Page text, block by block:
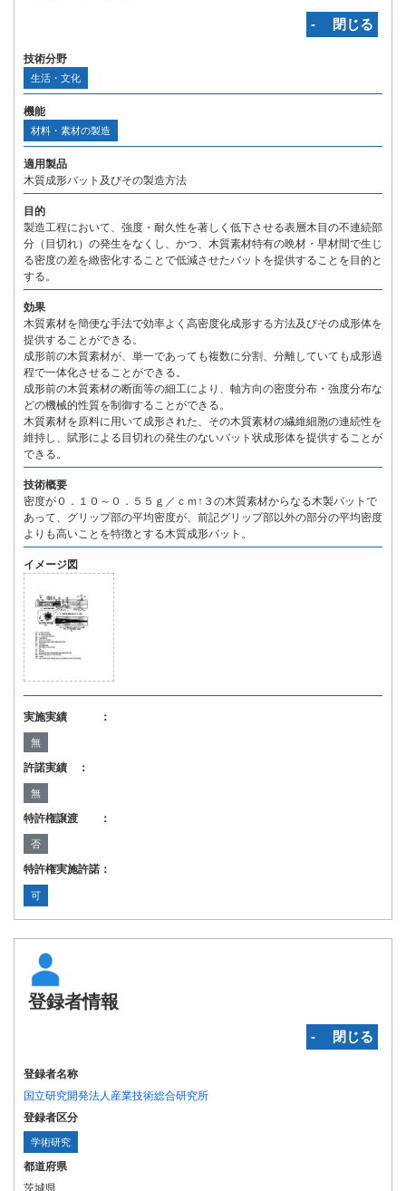
‐ 閉じる
技術分野
生活・文化
機能
材料・素材の製造
適用製品
木質成形バット及びその製造方法
目的
製造工程において、強度・耐久性を著しく低下させる表層木目の不連続部
分（目切れ）の発生をなくし、かつ、木質素材特有の晩材・早材間で生じ
る密度の差を緻密化することで低減させたバットを提供することを目的と
する。
効果
木質素材を簡便な手法で効率よく高密度化成形する方法及びその成形体を
提供することができる。
成形前の木質素材が、単一であっても複数に分割、分離していても成形過
程で一体化させることができる。
成形前の木質素材の断面等の細工により、軸方向の密度分布・強度分布な
どの機械的性質を制御することができる。
木質素材を原料に用いて成形された、その木質素材の繊維細胞の連続性を
維持し、賦形による目切れの発生のないバット状成形体を提供することが
できる。
技術概要
密度が０．１０～０．５５ｇ／ｃｍ↑３の木質素材からなる木製バットで
あって、グリップ部の平均密度が、前記グリップ部以外の部分の平均密度
よりも高いことを特徴とする木質成形バット。
イメージ図
実施実績 ：
無
許諾実績 ：
無
特許権譲渡 ：
否
特許権実施許諾：
可
登録者情報
‐ 閉じる
登録者名称
国立研究開発法人産業技術総合研究所
登録者区分
学術研究
都道府県
茨城県